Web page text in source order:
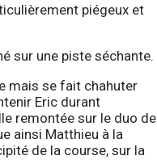
piégeux et
sur une piste séchante.
mais se fait chahuter
Eric durant
remontée sur le duo de
ainsi Matthieu à la
de la course, sur la